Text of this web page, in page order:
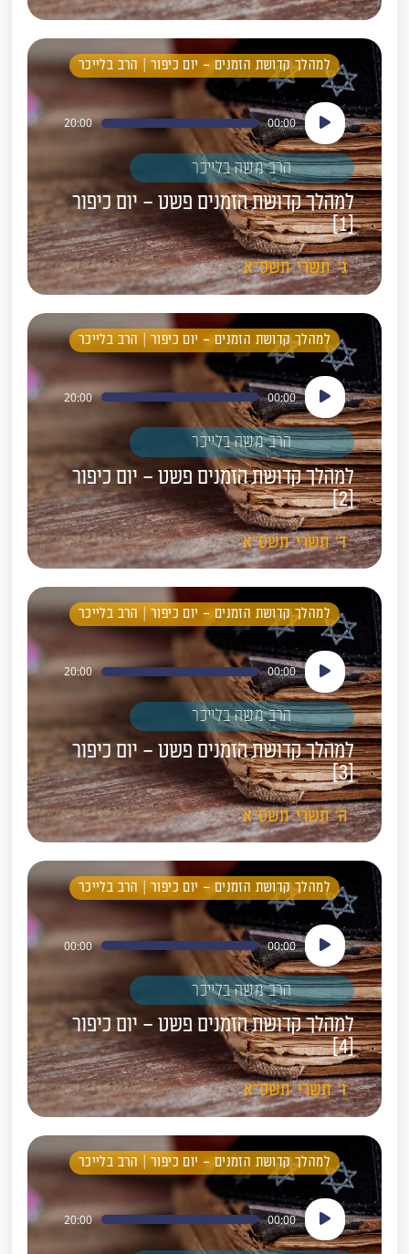
למהלך קדושת הזמנים – יום כיפור | הרב בלייכר
נגן
אודיו
00:00
20:00
הרב משה בלייכר
למהלך קדושת הזמנים פשט – יום כיפור
[1]
ג' תשרי תשס"א
למהלך קדושת הזמנים – יום כיפור | הרב בלייכר
נגן
אודיו
00:00
20:00
הרב משה בלייכר
למהלך קדושת הזמנים פשט – יום כיפור
[2]
ד' תשרי תשס"א
למהלך קדושת הזמנים – יום כיפור | הרב בלייכר
נגן
אודיו
00:00
20:00
הרב משה בלייכר
למהלך קדושת הזמנים פשט – יום כיפור
[3]
ה' תשרי תשס"א
למהלך קדושת הזמנים – יום כיפור | הרב בלייכר
נגן
אודיו
00:00
00:00
הרב משה בלייכר
למהלך קדושת הזמנים פשט – יום כיפור
[4]
ו' תשרי תשס"א
למהלך קדושת הזמנים – יום כיפור | הרב בלייכר
נגן
אודיו
00:00
20:00